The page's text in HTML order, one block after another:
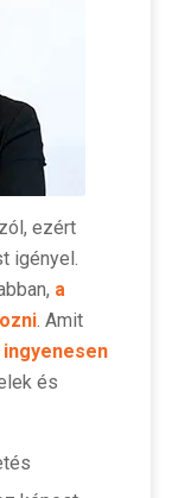
ezért
igényel.
a
. Amit
ingyenesen
és